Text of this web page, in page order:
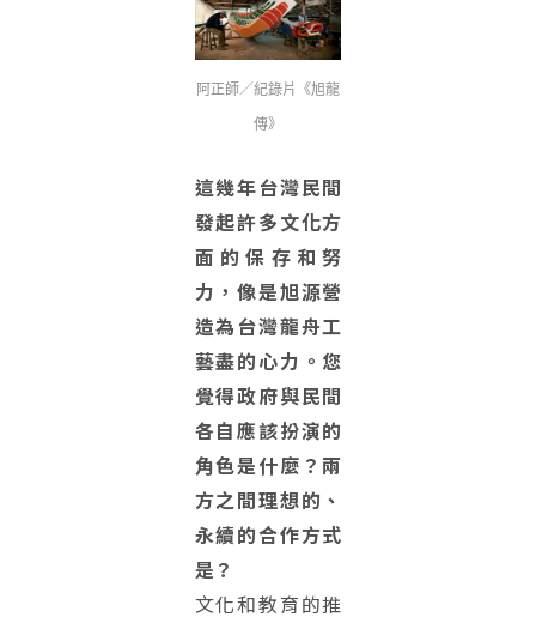
阿正師／紀錄片​​​​​​《旭龍
傳》
這幾年台灣民間
發起許多文化方
面的保存和努
力，像是旭源營
造為台灣龍舟工
藝盡的心力。您
覺得政府與民間
各自應該扮演的
角色是什麼？兩
方之間理想的、
永續的合作方式
是？
文化和教育的推